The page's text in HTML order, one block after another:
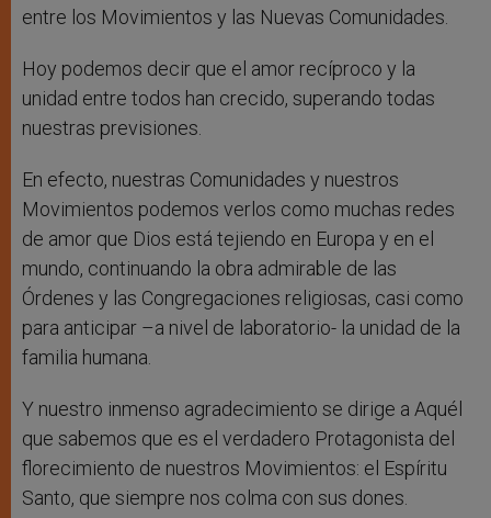
entre los Movimientos y las Nuevas Comunidades.
Hoy podemos decir que el amor recíproco y la
unidad entre todos han crecido, superando todas
nuestras previsiones.
En efecto, nuestras Comunidades y nuestros
Movimientos podemos verlos como muchas redes
de amor que Dios está tejiendo en Europa y en el
mundo, continuando la obra admirable de las
Órdenes y las Congregaciones religiosas, casi como
para anticipar –a nivel de laboratorio- la unidad de la
familia humana.
Y nuestro inmenso agradecimiento se dirige a Aquél
que sabemos que es el verdadero Protagonista del
florecimiento de nuestros Movimientos: el Espíritu
Santo, que siempre nos colma con sus dones.